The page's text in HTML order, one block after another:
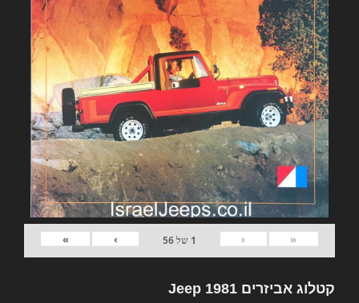
«
‹
1 של56
›
»
קטלוג אביזרים 1981 Jeep